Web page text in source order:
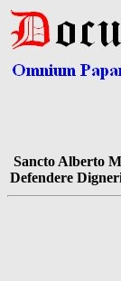
Sancto Alberto
Defendere